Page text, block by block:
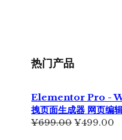
热门产品
Elementor Pro -
拽页面生成器 网页编
¥699.00原
¥499.00